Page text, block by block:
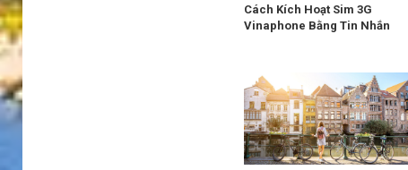
Cách Kích Hoạt Sim 3G
Vinaphone Bằng Tin Nhắn